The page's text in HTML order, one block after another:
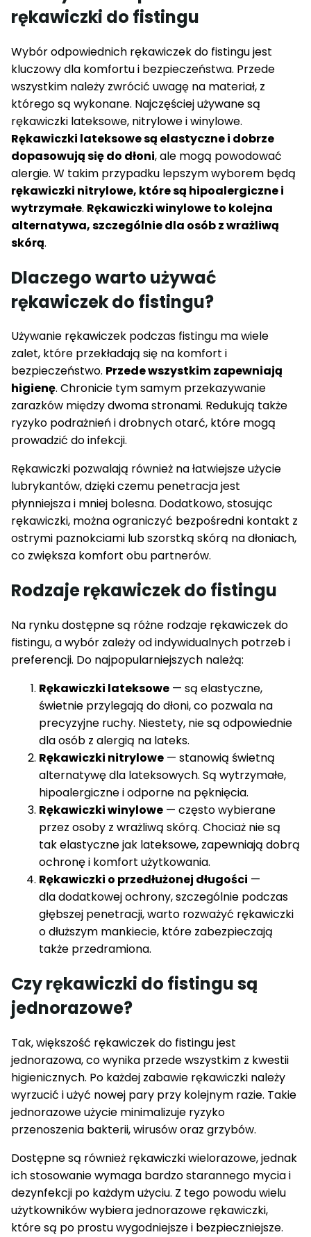
rękawiczki do fistingu
Wybór odpowiednich rękawiczek do fistingu jest
kluczowy dla komfortu i bezpieczeństwa. Przede
wszystkim należy zwrócić uwagę na materiał, z
którego są wykonane. Najczęściej używane są
rękawiczki lateksowe, nitrylowe i winylowe.
Rękawiczki lateksowe są elastyczne i dobrze
dopasowują się do dłoni, ale mogą powodować
alergie. W takim przypadku lepszym wyborem będą
rękawiczki nitrylowe, które są hipoalergiczne i
wytrzymałe. Rękawiczki winylowe to kolejna
alternatywa, szczególnie dla osób z wrażliwą
skórą.
Dlaczego warto używać
rękawiczek do fistingu?
Używanie rękawiczek podczas fistingu ma wiele
zalet, które przekładają się na komfort i
bezpieczeństwo. Przede wszystkim zapewniają
higienę. Chronicie tym samym przekazywanie
zarazków między dwoma stronami. Redukują także
ryzyko podrażnień i drobnych otarć, które mogą
prowadzić do infekcji.
Rękawiczki pozwalają również na łatwiejsze użycie
lubrykantów, dzięki czemu penetracja jest
płynniejsza i mniej bolesna. Dodatkowo, stosując
rękawiczki, można ograniczyć bezpośredni kontakt z
ostrymi paznokciami lub szorstką skórą na dłoniach,
co zwiększa komfort obu partnerów.
Rodzaje rękawiczek do fistingu
Na rynku dostępne są różne rodzaje rękawiczek do
fistingu, a wybór zależy od indywidualnych potrzeb i
preferencji. Do najpopularniejszych należą:
Rękawiczki lateksowe — są elastyczne,
świetnie przylegają do dłoni, co pozwala na
precyzyjne ruchy. Niestety, nie są odpowiednie
dla osób z alergią na lateks.
Rękawiczki nitrylowe — stanowią świetną
alternatywę dla lateksowych. Są wytrzymałe,
hipoalergiczne i odporne na pęknięcia.
Rękawiczki winylowe — często wybierane
przez osoby z wrażliwą skórą. Chociaż nie są
tak elastyczne jak lateksowe, zapewniają dobrą
ochronę i komfort użytkowania.
Rękawiczki o przedłużonej długości —
dla dodatkowej ochrony, szczególnie podczas
głębszej penetracji, warto rozważyć rękawiczki
o dłuższym mankiecie, które zabezpieczają
także przedramiona.
Czy rękawiczki do fistingu są
jednorazowe?
Tak, większość rękawiczek do fistingu jest
jednorazowa, co wynika przede wszystkim z kwestii
higienicznych. Po każdej zabawie rękawiczki należy
wyrzucić i użyć nowej pary przy kolejnym razie. Takie
jednorazowe użycie minimalizuje ryzyko
przenoszenia bakterii, wirusów oraz grzybów.
Dostępne są również rękawiczki wielorazowe, jednak
ich stosowanie wymaga bardzo starannego mycia i
dezynfekcji po każdym użyciu. Z tego powodu wielu
użytkowników wybiera jednorazowe rękawiczki,
które są po prostu wygodniejsze i bezpieczniejsze.